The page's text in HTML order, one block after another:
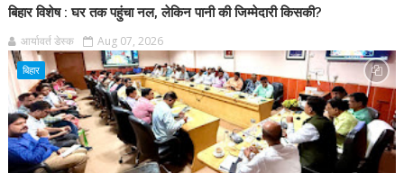
बिहार विशेष : घर तक पहुंचा नल, लेकिन पानी की जिम्मेदारी किसकी?
आर्यावर्त डेस्क Aug 07, 2026
बिहार